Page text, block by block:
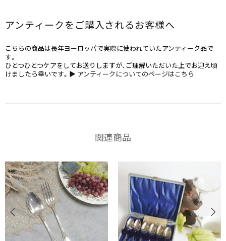
アンティークをご購入されるお客様へ
こちらの商品は長年ヨーロッパで実際に使われていたアンティーク品で
す。
ひとつひとつケアをしてお送りしますが、ご理解いただいた上でお迎え頃
けましたら幸いです。 ▶ アンティークについてのページはこちら
関連商品